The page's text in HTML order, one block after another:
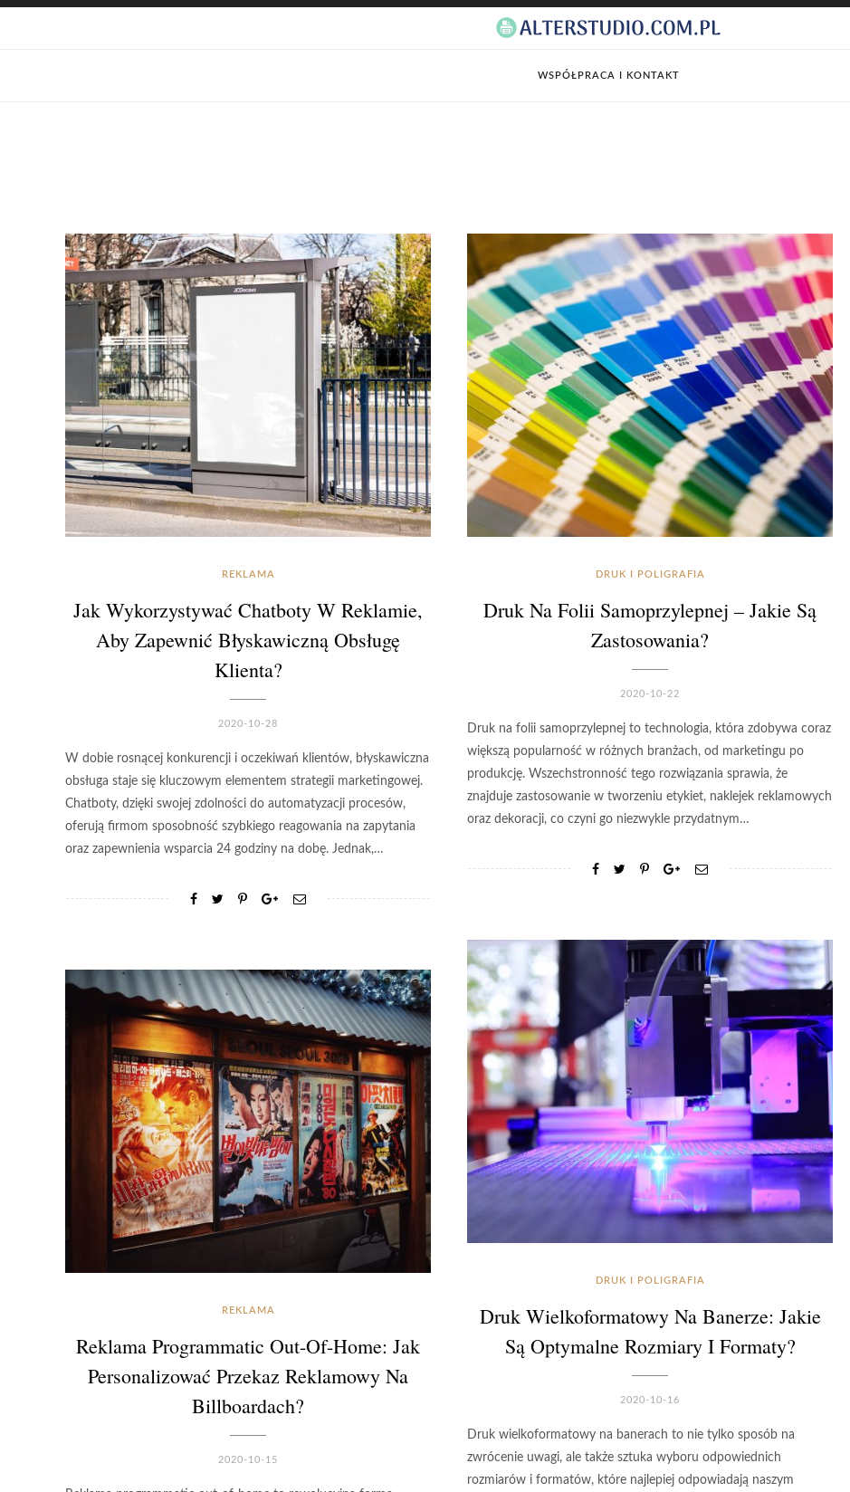
WSPÓŁPRACA I KONTAKT
REKLAMA
Jak Wykorzystywać Chatboty W Reklamie,
Aby Zapewnić Błyskawiczną Obsługę
Klienta?
2020-10-28
W dobie rosnącej konkurencji i oczekiwań klientów, błyskawiczna
obsługa staje się kluczowym elementem strategii marketingowej.
Chatboty, dzięki swojej zdolności do automatyzacji procesów,
oferują firmom sposobność szybkiego reagowania na zapytania
oraz zapewnienia wsparcia 24 godziny na dobę. Jednak,…
DRUK I POLIGRAFIA
Druk Na Folii Samoprzylepnej – Jakie Są
Zastosowania?
2020-10-22
Druk na folii samoprzylepnej to technologia, która zdobywa coraz
większą popularność w różnych branżach, od marketingu po
produkcję. Wszechstronność tego rozwiązania sprawia, że
znajduje zastosowanie w tworzeniu etykiet, naklejek reklamowych
oraz dekoracji, co czyni go niezwykle przydatnym…
DRUK I POLIGRAFIA
Druk Wielkoformatowy Na Banerze: Jakie
Są Optymalne Rozmiary I Formaty?
2020-10-16
Druk wielkoformatowy na banerach to nie tylko sposób na
zwrócenie uwagi, ale także sztuka wyboru odpowiednich
rozmiarów i formatów, które najlepiej odpowiadają naszym
REKLAMA
Reklama Programmatic Out-Of-Home: Jak
Personalizować Przekaz Reklamowy Na
Billboardach?
2020-10-15